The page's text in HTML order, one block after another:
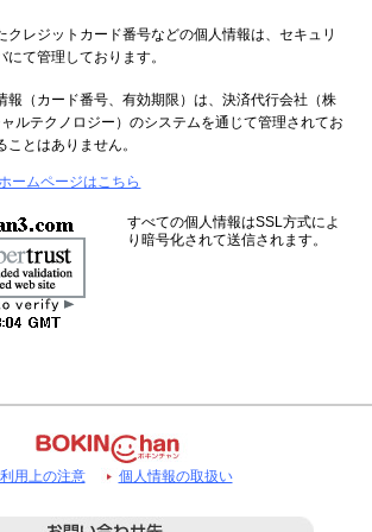
クレジットカード番号などの個人情報は、セキュリ
て管理しております。
報（カード番号、有効期限）は、決済代行会社（株
ルテクノロジー）のシステムを通じて管理されてお
ことはありません。
ームページはこちら
すべての個人情報はSSL方式によ
り暗号化されて送信されます。
用上の注意 個人情報の取扱い